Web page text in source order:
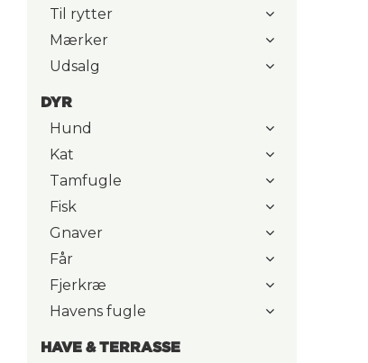
Til rytter
Mærker
Udsalg
DYR
Hund
Kat
Tamfugle
Fisk
Gnaver
Får
Fjerkræ
Havens fugle
HAVE & TERRASSE